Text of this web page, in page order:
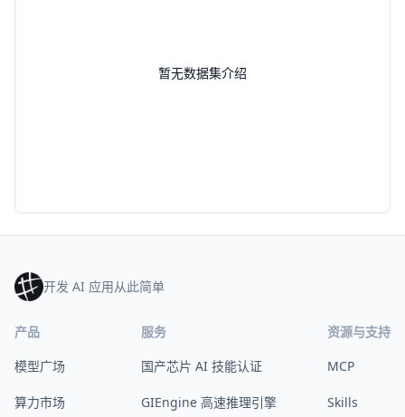
暂无数据集介绍
开发 AI 应用从此简单
产品
模型广场
算力市场
服务
国产芯片 AI 技能认证
GIEngine 高速推理引擎
资源与支持
MCP
Skills